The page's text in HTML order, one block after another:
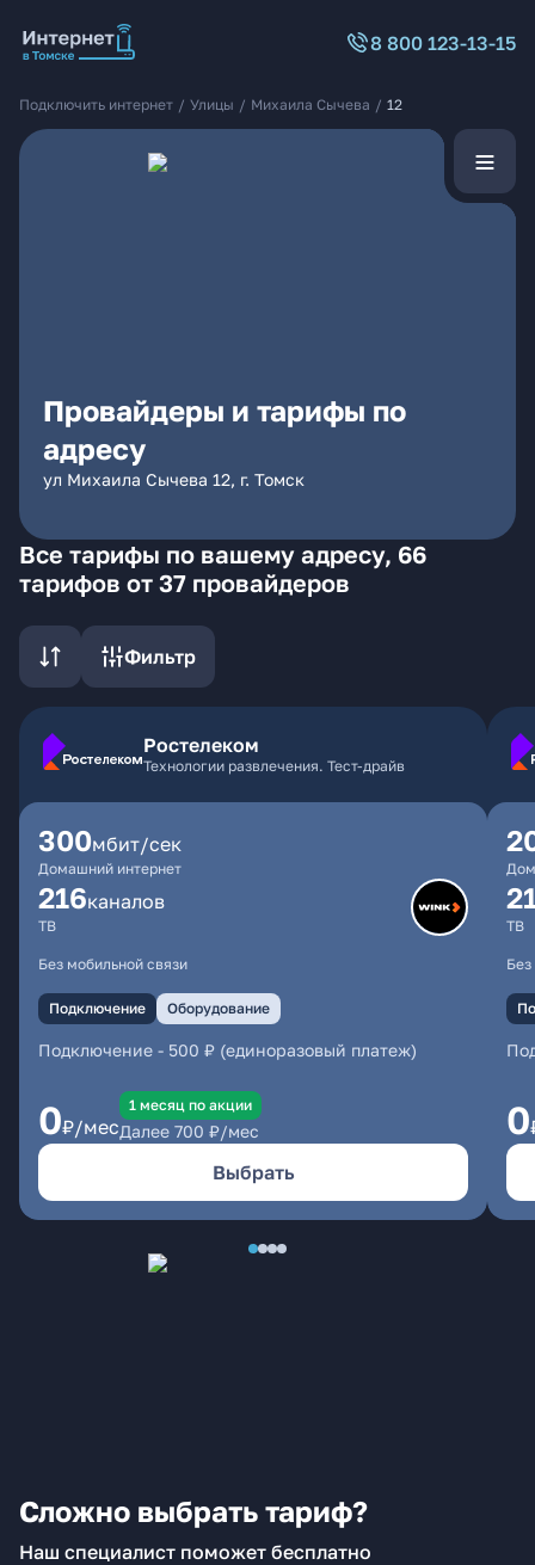
8 800 123-13-15
Подключить интернет / Улицы / Михаила Сычева / 12
Провайдеры и тарифы по
адресу
ул Михаила Сычева 12, г. Томск
Все тарифы по вашему адресу, 66
тарифов от 37 провайдеров
Фильтр
Ростелеком
Технологии развлечения. Тест-драйв
300мбит/сек
Домашний интернет
216каналов
ТВ
Без мобильной связи
Подключение Оборудование
Подключение - 500 ₽ (единоразовый платеж)
0₽/мес
1 месяц по акции
Далее 700 ₽/мес
Выбрать
ТВ
0
Сложно выбрать тариф?
Наш специалист поможет бесплатно